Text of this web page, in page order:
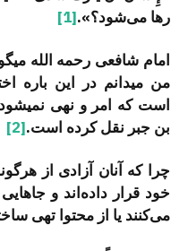
رها می‌شود؟».[1]
امام شافعی رحمه الله
من می­دانم در این باره
است که امر و نهی
بن جبر نقل کرده است.[2]
چرا که آنان آزادی از
خود قرار داده‌اند و
می‌کنند یا از محتوا تهی